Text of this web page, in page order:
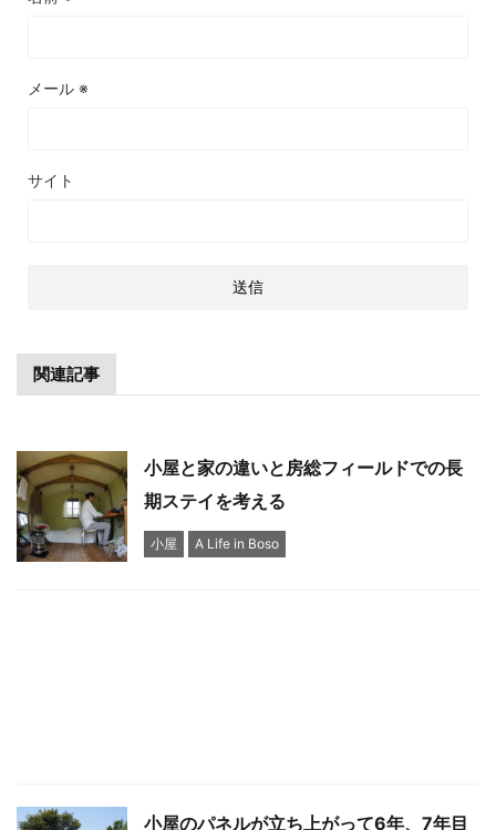
メール ※
サイト
関連記事
小屋と家の違いと房総フィールドでの長
期ステイを考える
小屋 A Life in Boso
小屋のパネルが立ち上がって6年、7年目